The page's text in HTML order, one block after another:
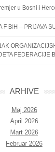
u Bosni i
F BIH – PRIJAVA
FEDERACIJE
ARHIVE
Maj 2026
April 2026
Mart 2026
Februar 2026